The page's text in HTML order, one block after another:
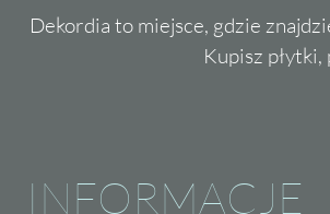
Dekordia to miejsce, gdzie
Kupisz
INFORMACJE